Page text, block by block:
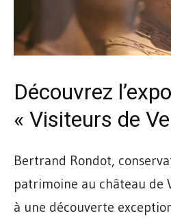
Découvrez
« Visiteurs de
Bertrand Rondot,
patrimoine au château de
à une découverte